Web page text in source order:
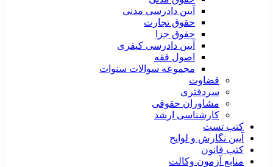
آیین دادرسی مدنی
حقوق تجارت
حقوق جزا
آیین دادرسی کیفری
اصول فقه
مجموعه سوالات سنوات
قضاوت
سردفتری
مشاوران حقوقی
کارشناسی ارشد
کتب تست
آیین نگارش و لوایح
کتب قانون
منابع آزمون وکالت